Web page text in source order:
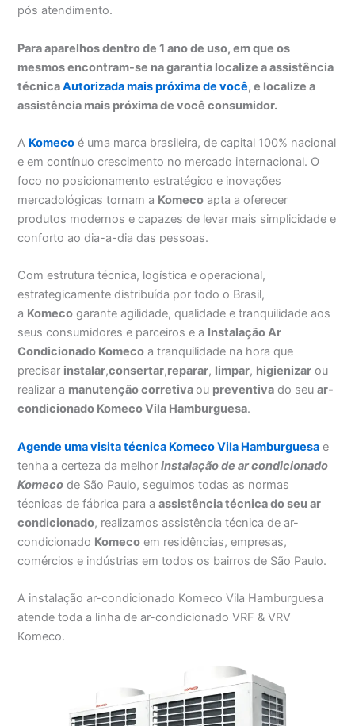
pós atendimento.
Para aparelhos dentro de 1 ano de uso, em que os
mesmos encontram-se na garantia localize a assistência
técnicaAutorizada mais próxima de você, e localize a
assistência mais próxima de você consumidor.
A Komeco é uma marca brasileira, de capital 100% nacional
e em contínuo crescimento no mercado internacional. O
foco no posicionamento estratégico e inovações
mercadológicas tornam a Komeco apta a oferecer
produtos modernos e capazes de levar mais simplicidade e
conforto ao dia-a-dia das pessoas.
Com estrutura técnica, logística e operacional,
estrategicamente distribuída por todo o Brasil,
a Komeco garante agilidade, qualidade e tranquilidade aos
seus consumidores e parceiros e a Instalação Ar
Condicionado Komeco a tranquilidade na hora que
precisar instalar,consertar,reparar, limpar, higienizar ou
realizar a manutenção corretivaou preventiva do seuar-
condicionado Komeco Vila Hamburguesa.
Agende uma visita técnica Komeco Vila Hamburguesa e
tenha a certeza da melhorinstalaçãode ar condicionado
Komeco de São Paulo, seguimos todas as normas
técnicas de fábrica para aassistência técnica do seu ar
condicionado, realizamos assistência técnica de ar-
condicionado Komeco em residências, empresas,
comércios e indústrias em todos os bairros de São Paulo.
A instalação ar-condicionado Komeco Vila Hamburguesa
atende toda a linha de ar-condicionado VRF & VRV
Komeco.